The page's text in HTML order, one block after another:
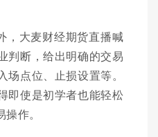
，大麦财经期货直播喊
判断，给出明确的交易
点位、止损设置等。
即使是初学者也能轻松
作。